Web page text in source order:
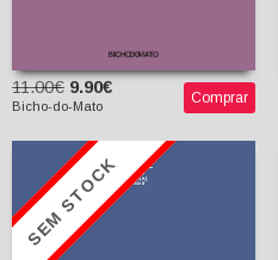
11.00€ 9.90€
Bicho-do-Mato Comprar
SEM STOCK
Azul Longe nas Colinas